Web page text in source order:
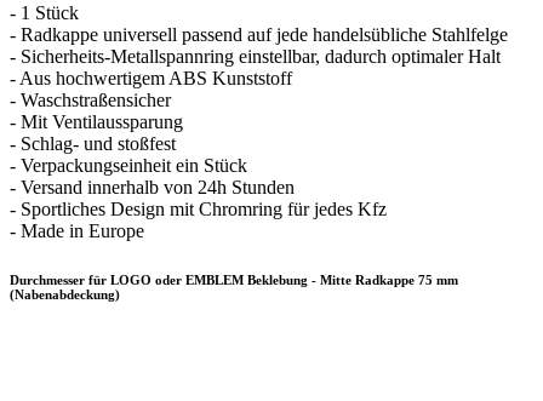
war:
27,10 €4,95 €.
- 1 Stück
- Radkappe universell passend auf jede handelsübliche Stahlfelge
- Sicherheits-Metallspannring einstellbar, dadurch optimaler Halt
- Aus hochwertigem ABS Kunststoff
- Waschstraßensicher
- Mit Ventilaussparung
- Schlag- und stoßfest
- Verpackungseinheit ein Stück
- Versand innerhalb von 24h Stunden
- Sportliches Design mit Chromring für jedes Kfz
- Made in Europe
Durchmesser für LOGO oder EMBLEM Beklebung - Mitte Radkappe 75 mm
(Nabenabdeckung)